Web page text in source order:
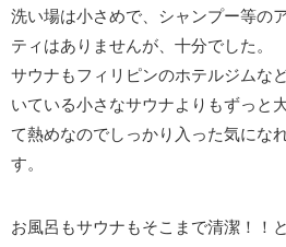
洗い場は小さめで、シャンプー等の
ティはありませんが、十分でした。
サウナもフィリピンのホテルジムな
いている小さなサウナよりもずっと
て熱めなのでしっかり入った気にな
す。
お風呂もサウナもそこまで清潔！！